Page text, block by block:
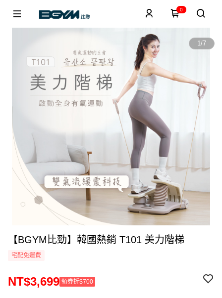
0
1/7
【BGYM比勁】韓國熱銷 T101 美力階梯
宅配免運費
NT$3,699 領券折$700